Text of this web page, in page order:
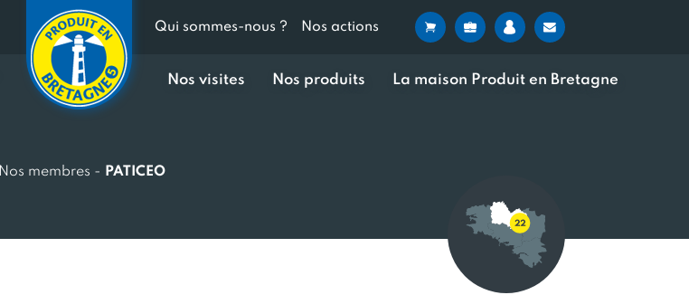
Qui sommes-nous ? Nos actions
Nos visites Nos produits La maison Produit en Bretagne
Nos membres - PATICEO